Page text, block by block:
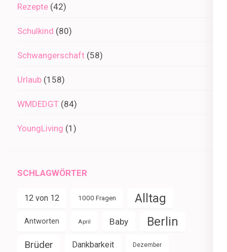
Rezepte (42)
Schulkind (80)
Schwangerschaft (58)
Urlaub (158)
WMDEDGT (84)
YoungLiving (1)
SCHLAGWÖRTER
12 von 12 1000 Fragen Alltag
Antworten April Baby Berlin
Brüder Dankbarkeit Dezember